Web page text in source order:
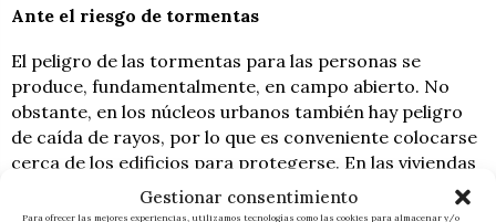
Gestionar consentimiento
Para ofrecer las mejores experiencias, utilizamos tecnologías como las cookies para almacenar y/o
Ante el riesgo de tormentas
El peligro de las tormentas para las personas se
produce, fundamentalmente, en campo abierto. No
obstante, en los núcleos urbanos también hay peligro
de caída de rayos, por lo que es conveniente colocarse
cerca de los edificios para protegerse. En las viviendas
se aconseja evitar las corrientes de aire. Si va
conduciendo, un vehículo cerrado puede ser un buen